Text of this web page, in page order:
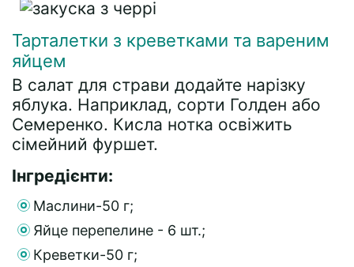
Тарталетки з креветками та вареним
яйцем
В салат для страви додайте нарізку
яблука. Наприклад, сорти Голден або
Семеренко. Кисла нотка освіжить
сімейний фуршет.
Інгредієнти:
Маслини-50 г;
Яйце перепелине - 6 шт.;
Креветки-50 г;